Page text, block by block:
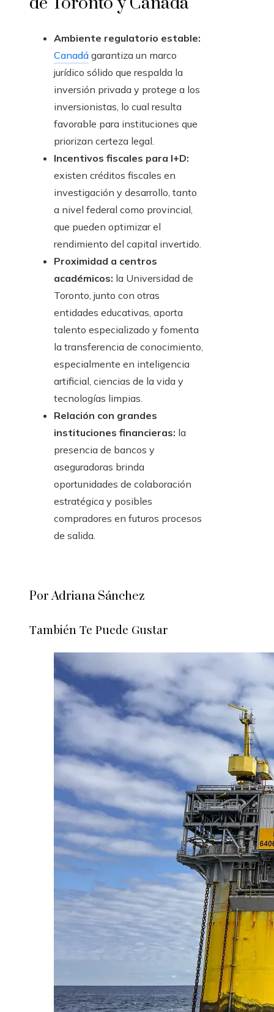
Ambiente regulatorio estable:
Canadá garantiza un marco
jurídico sólido que respalda la
inversión privada y protege a los
inversionistas, lo cual resulta
favorable para instituciones que
priorizan certeza legal.
Incentivos fiscales para I+D:
existen créditos fiscales en
investigación y desarrollo, tanto
a nivel federal como provincial,
que pueden optimizar el
rendimiento del capital invertido.
Proximidad a centros
académicos: la Universidad de
Toronto, junto con otras
entidades educativas, aporta
talento especializado y fomenta
la transferencia de conocimiento,
especialmente en inteligencia
artificial, ciencias de la vida y
tecnologías limpias.
Relación con grandes
instituciones financieras: la
presencia de bancos y
aseguradoras brinda
oportunidades de colaboración
estratégica y posibles
compradores en futuros procesos
de salida.
Por Adriana Sánchez
También Te Puede Gustar